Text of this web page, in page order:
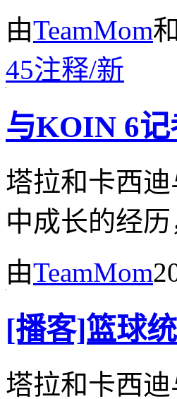
由TeamMom和
45注释/新
与KOIN 6
塔拉和卡西
中成长的经
由TeamMom
[播客]篮球
塔拉和卡西